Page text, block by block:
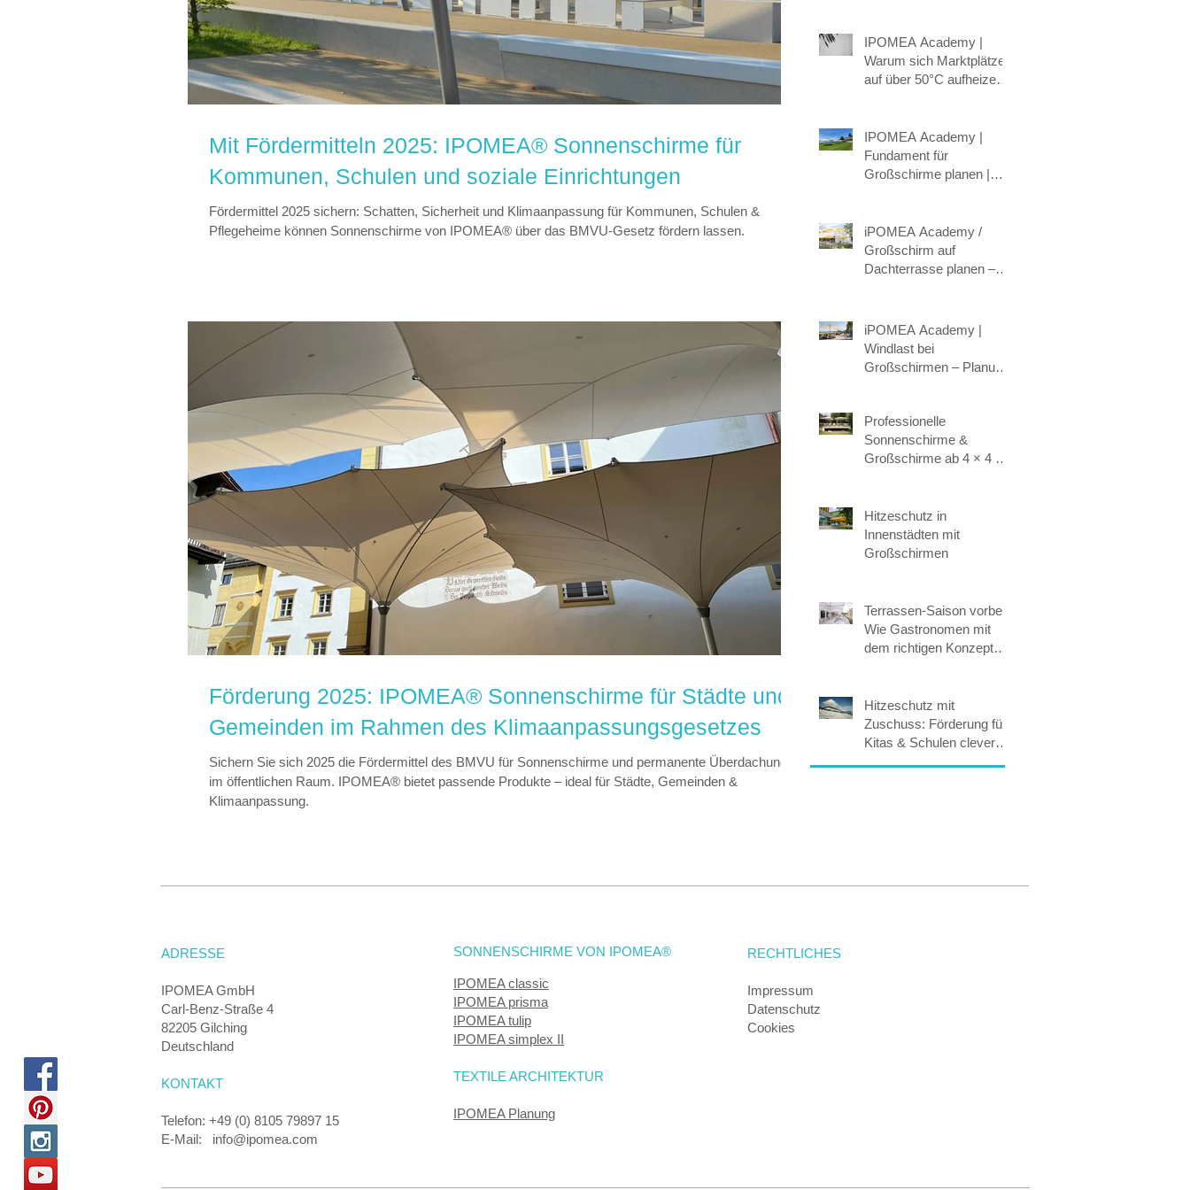
Mit Fördermitteln 2025: IPOMEA® Sonnenschirme für
Kommunen, Schulen und soziale Einrichtungen
Fördermittel 2025 sichern: Schatten, Sicherheit und Klimaanpassung für Kommunen, Schulen &
Pflegeheime können Sonnenschirme von IPOMEA® über das BMVU-Gesetz fördern lassen.
Förderung 2025: IPOMEA® Sonnenschirme für Städte und
Gemeinden im Rahmen des Klimaanpassungsgesetzes
Sichern Sie sich 2025 die Fördermittel des BMVU für Sonnenschirme und permanente Überdachungen
im öffentlichen Raum. IPOMEA® bietet passende Produkte – ideal für Städte, Gemeinden &
Klimaanpassung.
Schatten, Komfort und
Klima verbinden.
IPOMEA Academy |
Warum sich Marktplätze
auf über 50°C aufheizen
Beschattung
gegensteuern
IPOMEA Academy |
Fundament für
Großschirme planen |
iPOMEA Academy /
Großschirm auf
Dachterrasse planen –
iPOMEA Academy |
Windlast bei
Großschirmen – Planung,
Professionelle
Sonnenschirme &
Großschirme ab 4 × 4 m:
Ansprüche.
Hitzeschutz in
Innenstädten mit
Großschirmen
Terrassen-Saison vorbei?
Wie Gastronomen mit
dem richtigen Konzept
Hitzeschutz mit
Zuschuss: Förderung für
Kitas & Schulen clever
ADRESSE
IPOMEA GmbH
Carl-Benz-Straße 4
82205 Gilching
Deutschland
KONTAKT
Telefon: +49 (0) 8105 79897 15
E-Mail: info@ipomea.com
SONNENSCHIRME VON IPOMEA®
IPOMEA classic
IPOMEA prisma
IPOMEA tulip
IPOMEA simplex II
TEXTILE ARCHITEKTUR
IPOMEA Planung
RECHTLICHES
Impressum
Datenschutz
Cookies